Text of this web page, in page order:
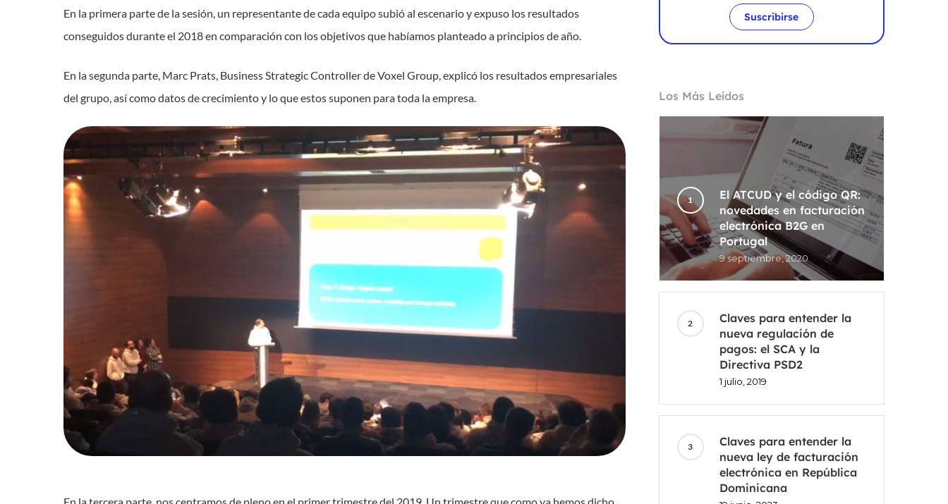
En la primera parte de la sesión, un representante de cada equipo subió al escenario y expuso los resultados
conseguidos durante el 2018 en comparación con los objetivos que habíamos planteado a principios de año.
En la segunda parte, Marc Prats, Business Strategic Controller de Voxel Group, explicó los resultados empresariales
del grupo, así como datos de crecimiento y lo que estos suponen para toda la empresa.
Suscribirse
Los Más Leídos
El ATCUD y el código QR:
novedades en facturación
electrónica B2G en
Portugal
9 septiembre, 2020
Claves para entender la
nueva regulación de
pagos: el SCA y la
Directiva PSD2
1 julio, 2019
Claves para entender la
nueva ley de facturación
electrónica en República
Dominicana